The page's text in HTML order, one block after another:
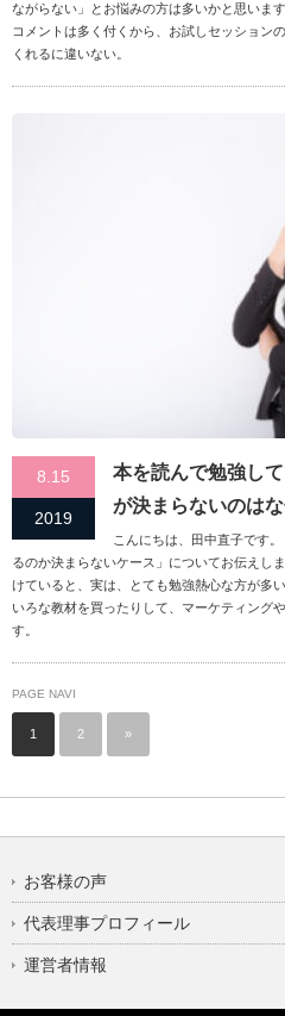
ながらない」とお悩みの方は多いかと思いま
コメントは多く付くから、お試しセッション
くれるに違いない。
8.15
2019
本を読んで勉強し
が決まらないのはな
こんにちは、田中直子です
るのか決まらないケース」についてお伝えし
けていると、実は、とても勉強熱心な方が多
いろな教材を買ったりして、マーケティング
す。
PAGE NAVI
1 2 »
お客様の声
代表理事プロフィール
運営者情報